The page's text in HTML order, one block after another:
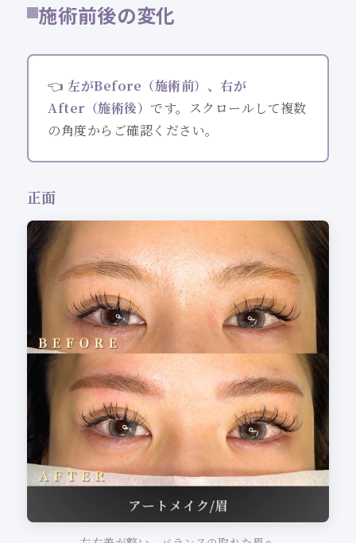
施術前後の変化
👈左がBefore（施術前）、右が
After（施術後） です。スクロールして複数
の角度からご確認ください。
正面